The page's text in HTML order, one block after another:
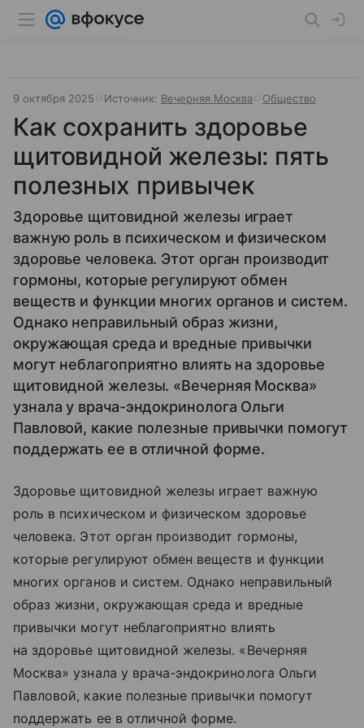
9 октября 2025 Источник: Вечерняя Москва Общество
Как сохранить здоровье
щитовидной железы: пять
полезных привычек
Здоровье щитовидной железы играет
важную роль в психическом и физическом
здоровье человека. Этот орган производит
гормоны, которые регулируют обмен
веществ и функции многих органов и систем.
Однако неправильный образ жизни,
окружающая среда и вредные привычки
могут неблагоприятно влиять на здоровье
щитовидной железы. «Вечерняя Москва»
узнала у врача-эндокринолога Ольги
Павловой, какие полезные привычки помогут
поддержать ее в отличной форме.
Здоровье щитовидной железы играет важную
роль в психическом и физическом здоровье
человека. Этот орган производит гормоны,
которые регулируют обмен веществ и функции
многих органов и систем. Однако неправильный
образ жизни, окружающая среда и вредные
привычки могут неблагоприятно влиять
на здоровье щитовидной железы. «Вечерняя
Москва» узнала у врача-эндокринолога Ольги
Павловой, какие полезные привычки помогут
поддержать ее в отличной форме.